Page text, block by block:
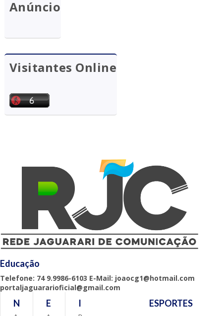
Anúncio
Visitantes Online
Educação
Telefone: 74 9.9986-6103 E-Mail: joaocg1@hotmail.com
portaljaguararioficial@gmail.com
N
E
I
ESPORTES